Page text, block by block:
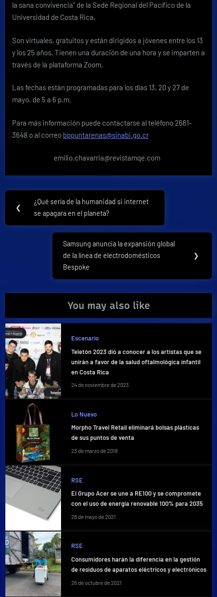
la sana convivencia” de la Sede Regional del Pacífico de la
Universidad de Costa Rica,
Son virtuales, gratuitos y están dirigidos a jóvenes entre los 13
y los 25 años. Tienen una duración de una hora y se imparten a
través de la plataforma Zoom.
Las fechas están programadas para los días 13, 20 y 27 de
mayo, de 5 a 6 p.m.
Para más información puede contactarse al teléfono 2661-
3648 o al correo bppuntarenas@sinabi.go.cr
emilio.chavarria@revistamqe.com
Navegación
de
entradas
❮
Previous
Post:
¿Qué sería de la humanidad si internet
se apagara en el planeta?
Next
Post:
Samsung anuncia la expansión global
de la línea de electrodomésticos
Bespoke
❯
You may also like
Escenario
Teletón 2023 dió a conocer a los artistas que se
unirán a favor de la salud oftalmológica infantil
en Costa Rica
24 de noviembre de 2023
Lo Nuevo
Morpho Travel Retail eliminará bolsas plásticas
de sus puntos de venta
23 de marzo de 2019
RSE
El Grupo Acer se une a RE100 y se compromete
con el uso de energía renovable 100% para 2035
28 de mayo de 2021
RSE
Consumidores harán la diferencia en la gestión
de residuos de aparatos eléctricos y electrónicos
26 de octubre de 2021